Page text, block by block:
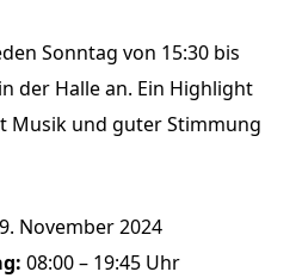
Sonntag von 15:30 bis
der Halle an. Ein Highlight
Musik und guter Stimmung
November 2024
08:00 – 19:45 Uhr